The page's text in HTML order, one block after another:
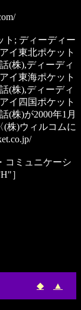
ト; ディーディー
イ東北ポケット
(株),ディーディ
イ東海ポケット
(株),ディーディ
イ四国ポケット
(株)が2000年1月
(株)ウィルコムに
コミュニケーシ
］
◆ ▲